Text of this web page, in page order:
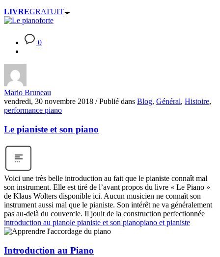
LIVREGRATUIT
0
Mario Bruneau
vendredi, 30 novembre 2018 / Publié dans Blog, Général, Histoire,
performance piano
Le pianiste et son piano
Voici une très belle introduction au fait que le pianiste connaît mal
son instrument. Elle est tiré de l’avant propos du livre « Le Piano »
de Klaus Wolters disponible ici. Aucun musicien ne connaît son
instrument aussi mal que le pianiste. Son intérêt ne va généralement
pas au-delà du couvercle. Il jouit de la construction perfectionnée
introduction au pianole pianiste et son pianopiano et pianiste
Introduction au Piano